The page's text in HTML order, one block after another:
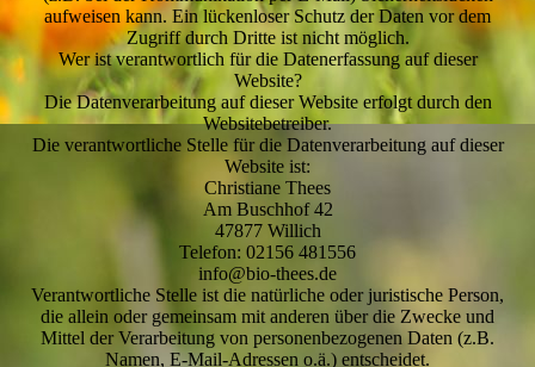
aufweisen kann. Ein lückenloser Schutz der Daten vor dem
Zugriff durch Dritte ist nicht möglich.
Wer ist verantwortlich für die Datenerfassung auf dieser
Website?
Die Datenverarbeitung auf dieser Website erfolgt durch den
Websitebetreiber.
Die verantwortliche Stelle für die Datenverarbeitung auf dieser
Website ist:
Christiane Thees
Am Buschhof 42
47877 Willich
Telefon: 02156 481556
info@bio-thees.de
Verantwortliche Stelle ist die natürliche oder juristische Person,
die allein oder gemeinsam mit anderen über die Zwecke und
Mittel der Verarbeitung von personenbezogenen Daten (z.B.
Namen, E-Mail-Adressen o.ä.) entscheidet.